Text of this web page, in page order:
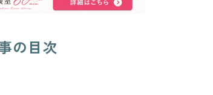
の目次